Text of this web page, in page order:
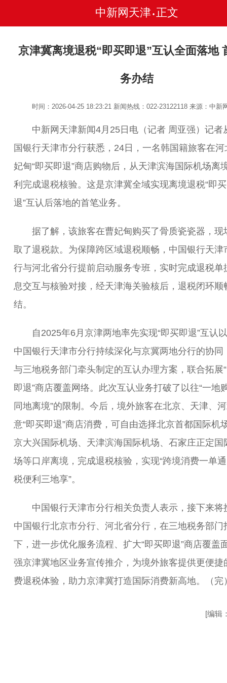
中新网天津 • 正文
京津冀离境退税“即买即退”互认全面落地
务办结
时间：2026-04-25 18:23:21 新闻热线：022-23122118来源：中新
中新网天津新闻4月25日电（记者 周亚强）记者
国银行天津市分行获悉，24日，一名韩国籍旅客在河
妃甸“即买即退”商店购物后，从天津滨海国际机场离
利完成退税核验。这是京津冀全域实现离境退税“即
退”互认后落地的首笔业务。
据了解，该旅客在曹妃甸购买了骨质瓷瓷器，现
取了退税款。为保障跨区域退税顺畅，中国银行天津
行与河北省分行提前启动服务专班，实时完成退税单
息交互与核验对接，经天津海关验核后，退税闭环顺
结。
自2025年6月京津两地率先实现“即买即退”互认
中国银行天津市分行持续深化与京冀两地分行的协同
与三地税务部门牵头制定的互认办理方案，联合拓展
即退”商店覆盖网络。此次互认业务打破了以往“一地
同地离境”的限制。今后，境外旅客在北京、天津、
意“即买即退”商店消费，可自由选择北京首都国际机
京大兴国际机场、天津滨海国际机场、石家庄正定国
场等口岸离境，完成退税核验，实现“跨境消费一单
税便利三地享”。
中国银行天津市分行相关负责人表示，接下来将
中国银行北京市分行、河北省分行，在三地税务部门
下，进一步优化服务流程、扩大“即买即退”商店覆盖
强京津冀地区业务宣传推介，为境外旅客提供更便捷
费退税体验，助力京津冀打造国际消费新高地。（完
[编辑